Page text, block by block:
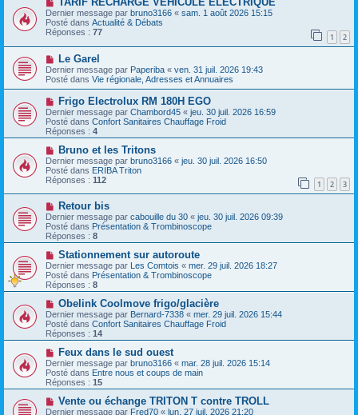
g
e
m
e
s
s
a
g
e
o
u
v
e
a
u
m
e
s
a
g
e
Dernier message par bruno3166 « sam. 1 août 2026 15:15
Posté dans Actualité & Débats
Réponses : 77 1 2
N
o
u
v
e
a
u
m
e
s
a
g
e
Le Garel
Dernier message par Paperiba « ven. 31 juil. 2026 19:43
Posté dans Vie régionale, Adresses et Annuaires
N
o
u
v
e
a
u
m
e
s
s
a
g
e
Frigo Electrolux RM 180H EGO
Dernier message par Chambord45 « jeu. 30 juil. 2026 16:59
Posté dans Confort Sanitaires Chauffage Froid
Réponses : 4
N
o
u
v
e
a
m
e
s
s
a
g
e
Bruno et les Tritons
Dernier message par bruno3166 « jeu. 30 juil. 2026 16:50
Posté dans ERIBA Triton
Réponses : 112 1 2 3
N
o
u
v
e
a
u
m
e
s
s
g
e
Retour bis
Dernier message par cabouille du 30 « jeu. 30 juil. 2026 09:39
Posté dans Présentation & Trombinoscope
Réponses : 8
N
o
u
v
e
a
u
m
e
s
s
a
g
e
Stationnement sur autoroute
Dernier message par Les Comtois « mer. 29 juil. 2026 18:27
Posté dans Présentation & Trombinoscope
Réponses : 8
N
o
u
v
e
a
u
m
e
s
s
Obelink Coolmove frigo/glacière
Dernier message par Bernard-7338 « mer. 29 juil. 2026 15:44
Posté dans Confort Sanitaires Chauffage Froid
Réponses : 14
N
o
u
v
e
a
u
Feux dans le sud ouest
Dernier message par bruno3166 « mar. 28 juil. 2026 15:14
Posté dans Entre nous et coups de main
Réponses : 15
N
o
Vente ou échange TRITON T contre TROLL
Dernier message par Fred70 « lun. 27 juil. 2026 21:20